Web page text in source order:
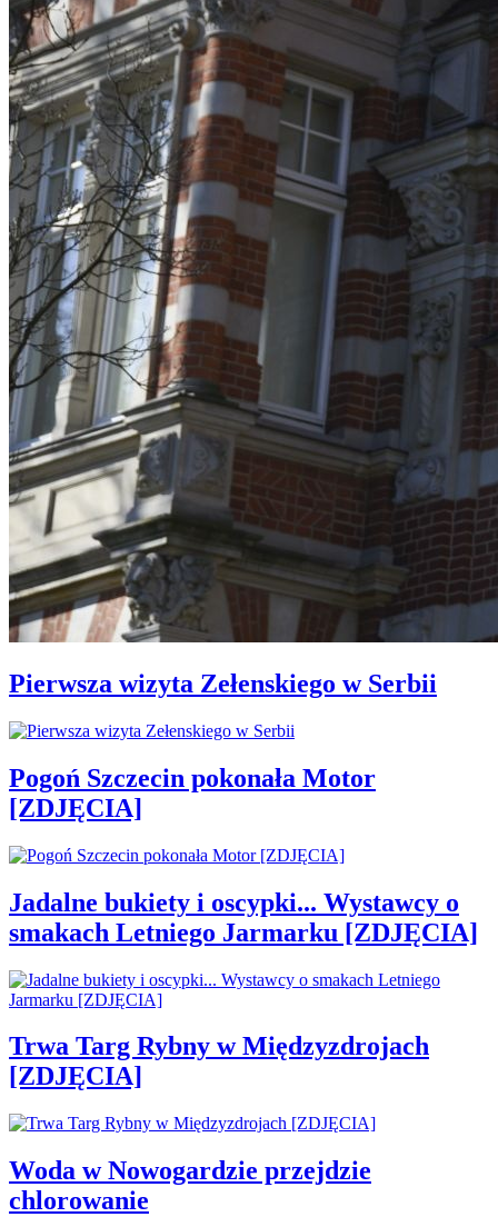
Pierwsza wizyta Zełenskiego w Serbii
Pogoń Szczecin pokonała Motor
[ZDJĘCIA]
Jadalne bukiety i oscypki... Wystawcy o
smakach Letniego Jarmarku [ZDJĘCIA]
Trwa Targ Rybny w Międzyzdrojach
[ZDJĘCIA]
Woda w Nowogardzie przejdzie
chlorowanie